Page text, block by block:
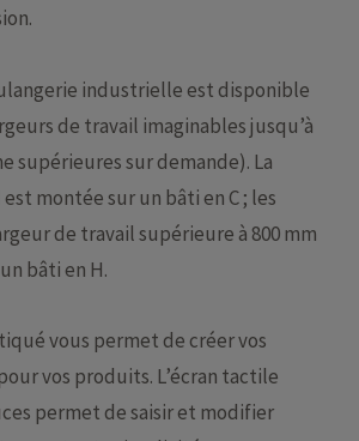
industrielle est disponible
de travail imaginables jusqu’à
supérieures sur demande). La
montée sur un bâti en C ; les
de travail supérieure à 800 mm
bâti en H.
vous permet de créer vos
vos produits. L’écran tactile
permet de saisir et modifier